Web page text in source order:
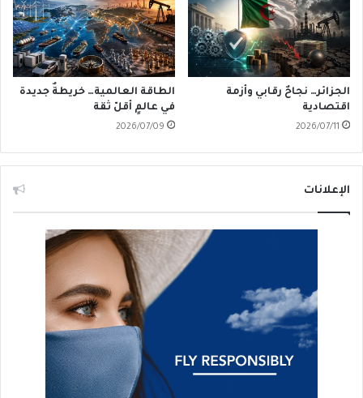
الجزائر… نجاحٌ رقابي وأزمة
اقتصادية
2026/07/11
الطاقة العالمية… خريطةٌ جديدة
في عالمٍ أقلّ ثقة
2026/07/09
الإعلانات